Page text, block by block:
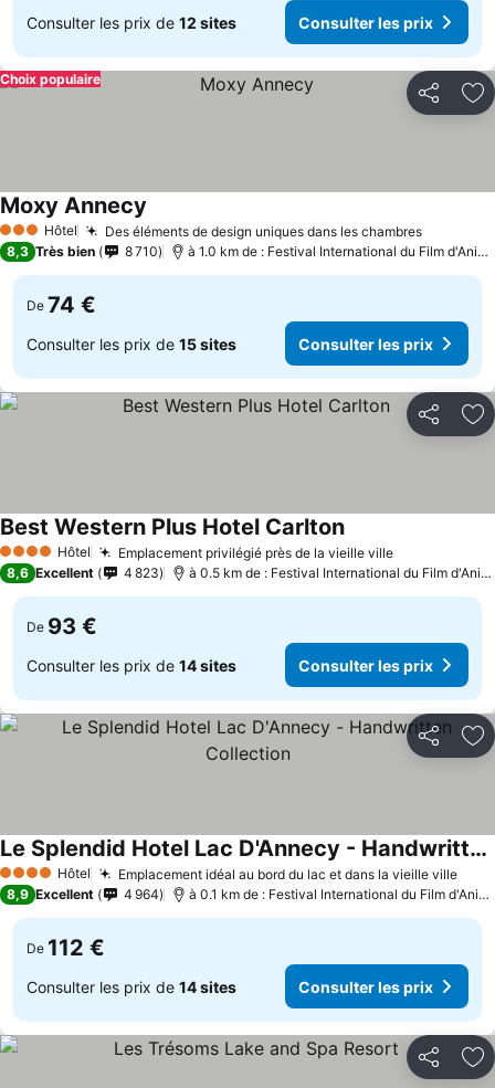
Consulter les prix de 12 sites Consulter les prix
Partager
Choix populaire
3 ÉtoilesHôtel Des éléments de design uniques dans les chambres
Moxy Annecy
8,3 Très bien 8 710 à 1.0 km de : Festival International du Film
De 74 €
Consulter les prix de 15 sites Consulter les prix
Partager
4 Étoiles Hôtel Emplacement privilégié près de la vieille villeConsulter
Best Western Plus Hotel CarltonConsulter les prix
8,6 Excellent 4 823 à 0.5 km de : Festival International du Film
De 93 €
Consulter les prix de 14 sites Consulter les prix
Partager
4 Étoiles Hôtel Emplacement idéal au bord du lac et dans la vieille ville
Le Splendid Hotel Lac D'Annecy - Handwritten Collection
Consulter les prix
8,9 Excellent 4 964 à 0.1 km de : Festival International du Film
De 112 €
Consulter les prix de 14 sites Consulter les prix
Partager